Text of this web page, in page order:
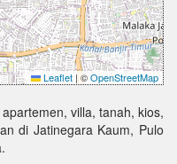
Leaflet |©OpenStreetMap
villa, tanah, kios,
di Jatinegara Kaum, Pulo